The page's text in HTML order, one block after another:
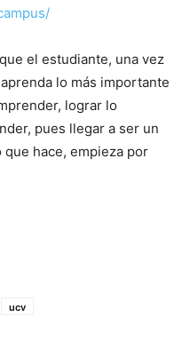
el estudiante, una vez
lo más importante
lograr lo
pues llegar a ser un
hace, empieza por
ucv